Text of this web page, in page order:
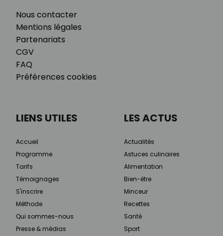
Nous contacter
Mentions légales
Partenariats
CGV
FAQ
Préférences cookies
LIENS UTILES
Accueil
Programme
Tarifs
Témoignages
S'inscrire
Méthode
Qui sommes-nous
Presse & médias
LES ACTUS
Actualités
Astuces culinaires
Alimentation
Bien-être
Minceur
Recettes
Santé
Sport